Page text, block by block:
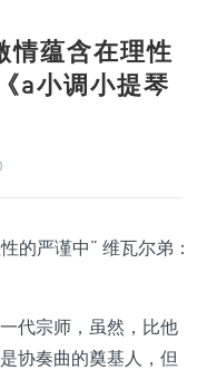
情蕴含在理性
a小调小提琴
代宗师，虽然，比他
协奏曲的奠基人，但